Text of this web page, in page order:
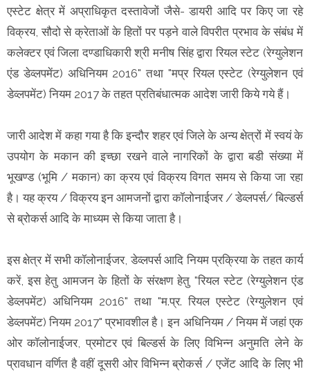
एस्टेट क्षेत्र में अप्राधिकृत दस्तावेजों जैसे- डायरी आदि पर किए जा रहे
विक्रय, सौदो से क्रेताओं के हितों पर पड़ने वाले विपरीत प्रभाव के संबंध में
कलेक्टर एवं जिला दण्डाधिकारी श्री मनीष सिंह द्वारा रियल स्टेट (रेग्युलेशन
एंड डेव्लपमेंट) अधिनियम 2016" तथा "मप्र रियल एस्टेट (रेग्युलेशन एवं
डेव्लपमेंट) नियम 2017 के तहत प्रतिबंधात्मक आदेश जारी किये गये हैं।
जारी आदेश में कहा गया है कि इन्दौर शहर एवं जिले के अन्य क्षेत्रों में स्वयं के
उपयोग के मकान की इच्छा रखने वाले नागरिकों के द्वारा बडी संख्या में
भूखण्ड (भूमि / मकान) का क्रय एवं विक्रय विगत समय से किया जा रहा
है। यह क्रय / विक्रय इन आमजनों द्वारा कॉलोनाईजर / डेव्लपर्स/ बिल्डर्स
से ब्रोकर्स आदि के माध्यम से किया जाता है।
इस क्षेत्र में सभी कॉलोनाईजर, डेव्लपर्स आदि नियम प्रक्रिया के तहत कार्य
करें, इस हेतु आमजन के हितों के संरक्षण हेतु "रियल स्टेट (रेग्युलेशन एंड
डेव्लपमेंट) अधिनियम 2016" तथा "म.प्र. रियल एस्टेट (रेग्युलेशन एवं
डेव्लपमेंट) नियम 2017" प्रभावशील है। इन अधिनियम / नियम में जहां एक
ओर कॉलोनाईजर, प्रमोटर एवं बिल्डर्स के लिए विभिन्न अनुमति लेने के
प्रावधान वर्णित है वहीं दूसरी ओर विभिन्न ब्रोकर्स / एजेंट आदि के लिए भी